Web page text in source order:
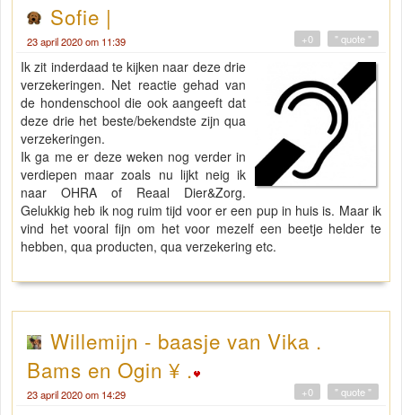
Sofie |
23 april 2020 om 11:39 " quote "
+0
Ik zit inderdaad te kijken naar deze drie
verzekeringen. Net reactie gehad van
de hondenschool die ook aangeeft dat
deze drie het beste/bekendste zijn qua
verzekeringen.
Ik ga me er deze weken nog verder in
verdiepen maar zoals nu lijkt neig ik
naar OHRA of Reaal Dier&Zorg.
Gelukkig heb ik nog ruim tijd voor er een pup in huis is. Maar ik
vind het vooral fijn om het voor mezelf een beetje helder te
hebben, qua producten, qua verzekering etc.
Willemijn - baasje van Vika .
Bams en Ogin ¥ .
23 april 2020 om 14:29 " quote "
+0